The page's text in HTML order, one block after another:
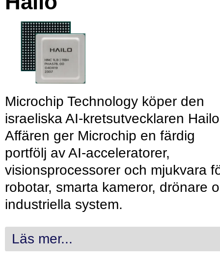
Microchip Technology köper den
israeliska AI-kretsutvecklaren
Affären ger Microchip en färdig
portfölj av AI-acceleratorer,
visionsprocessorer och mjukvara
robotar, smarta kameror, drönare
industriella system.
Läs mer...